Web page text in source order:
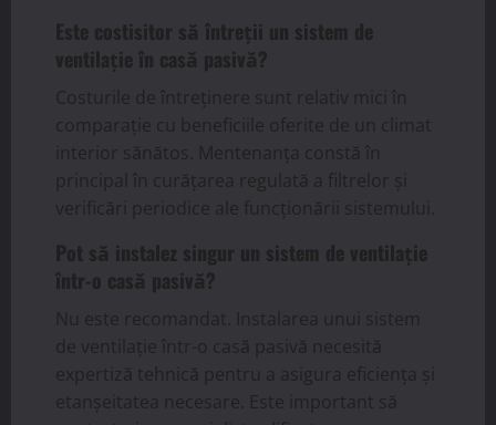
Este costisitor să întreții un sistem de
ventilație în casă pasivă?
Costurile de întreținere sunt relativ mici în
comparație cu beneficiile oferite de un climat
interior sănătos. Mentenanța constă în
principal în curățarea regulată a filtrelor și
verificări periodice ale funcționării sistemului.
Pot să instalez singur un sistem de ventilație
într-o casă pasivă?
Nu este recomandat. Instalarea unui sistem
de ventilație într-o casă pasivă necesită
expertiză tehnică pentru a asigura eficiența și
etanșeitatea necesare. Este important să